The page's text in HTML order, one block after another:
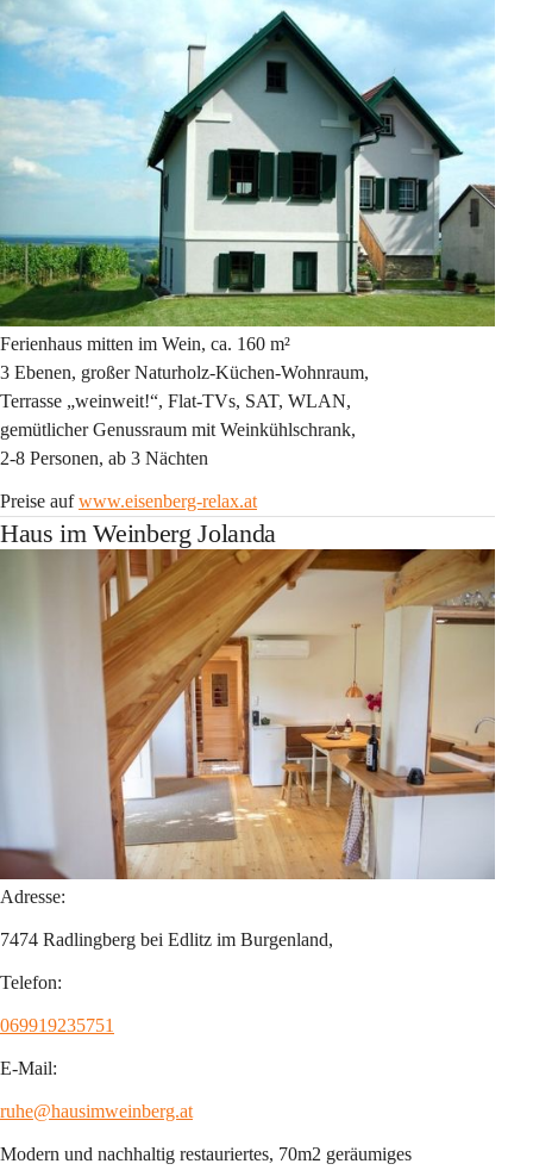
Ferienhaus mitten im Wein, ca. 160 m²
3 Ebenen, großer Naturholz-Küchen-Wohnraum,
Terrasse „weinweit!“, Flat-TVs, SAT, WLAN,
gemütlicher Genussraum mit Weinkühlschrank,
2-8 Personen, ab 3 Nächten
Preise auf www.eisenberg-relax.at
Haus im Weinberg Jolanda
Adresse:
7474 Radlingberg bei Edlitz im Burgenland,
Telefon:
069919235751
E-Mail:
ruhe@hausimweinberg.at
Modern und nachhaltig restauriertes, 70m2 geräumiges